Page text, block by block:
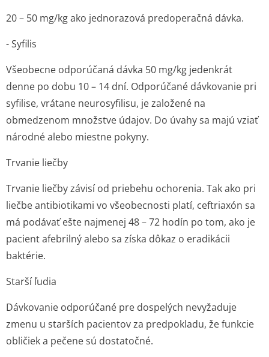
20 – 50 mg/kg ako jednorazová predoperačná dávka.
- Syfilis
Všeobecne odporúčaná dávka 50 mg/kg jedenkrát
denne po dobu 10 – 14 dní. Odporúčané dávkovanie pri
syfilise, vrátane neurosyfilisu, je založené na
obmedzenom množstve údajov. Do úvahy sa majú vziať
národné alebo miestne pokyny.
Trvanie liečby
Trvanie liečby závisí od priebehu ochorenia. Tak ako pri
liečbe antibiotikami vo všeobecnosti platí, ceftriaxón sa
má podávať ešte najmenej 48 – 72 hodín po tom, ako je
pacient afebrilný alebo sa získa dôkaz o eradikácii
baktérie.
Starší ľudia
Dávkovanie odporúčané pre dospelých nevyžaduje
zmenu u starších pacientov za predpokladu, že funkcie
obličiek a pečene sú dostatočné.